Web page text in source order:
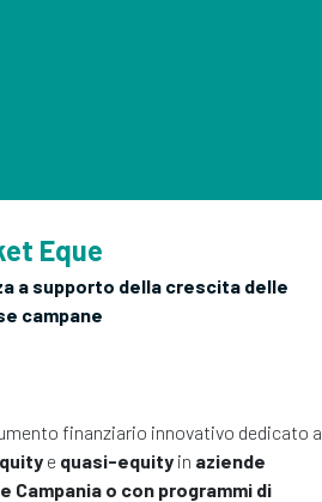
Eque
a supporto della crescita delle
campane
finanziario innovativo dedicato a
e quasi-equity in aziende
Campania o con programmi di